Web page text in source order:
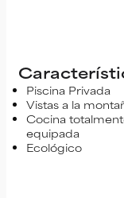
Piscina Privada
Vistas a la
Cocina
equipada
Ecológico